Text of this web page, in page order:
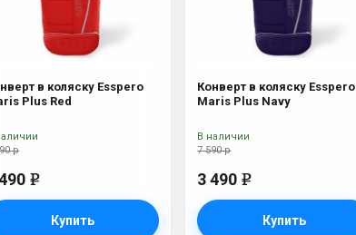
в коляску Esspero
Plus Red
р
e
Купить
Конверт в коляску Esspero
Maris Plus Navy
7 590 р
3 490 e
Купить
В наличии